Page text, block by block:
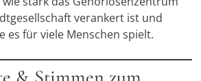
verankert ist und
es für viele Menschen spielt.